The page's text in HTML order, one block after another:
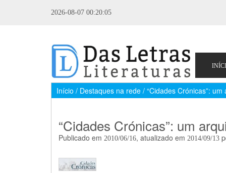
2026-08-07 00:20:05
Início / Destaques na rede / “Cidades Crónicas”:
“Cidades Crónicas”: um
Publicado em 2010/06/16, atualizado em 2014/09/13